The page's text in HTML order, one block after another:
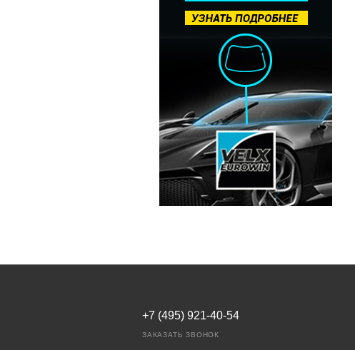
+7 (495) 921-40-54
ЗАКАЗАТЬ ЗВОНОК